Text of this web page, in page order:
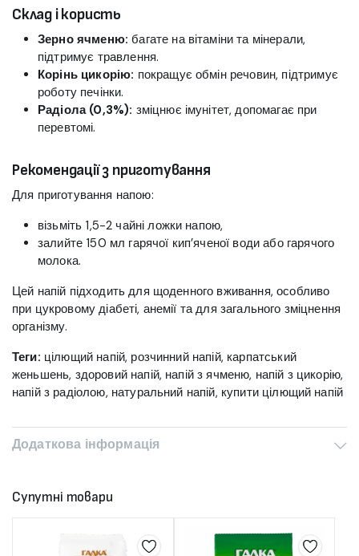
Склад і користь
Зерно ячменю: багате на вітаміни та мінерали,
підтримує травлення.
Корінь цикорію: покращує обмін речовин, підтримує
роботу печінки.
Радіола (0,3%): зміцнює імунітет, допомагає при
перевтомі.
Рекомендації з приготування
Для приготування напою:
візьміть 1,5-2 чайні ложки напою,
залийте 150 мл гарячої кип’яченої води або гарячого
молока.
Цей напій підходить для щоденного вживання, особливо
при цукровому діабеті, анемії та для загального зміцнення
організму.
Теги: цілющий напій, розчинний напій, карпатський
женьшень, здоровий напій, напій з ячменю, напій з цикорію,
напій з радіолою, натуральний напій, купити цілющий напій
Додаткова інформація
Супутні товари